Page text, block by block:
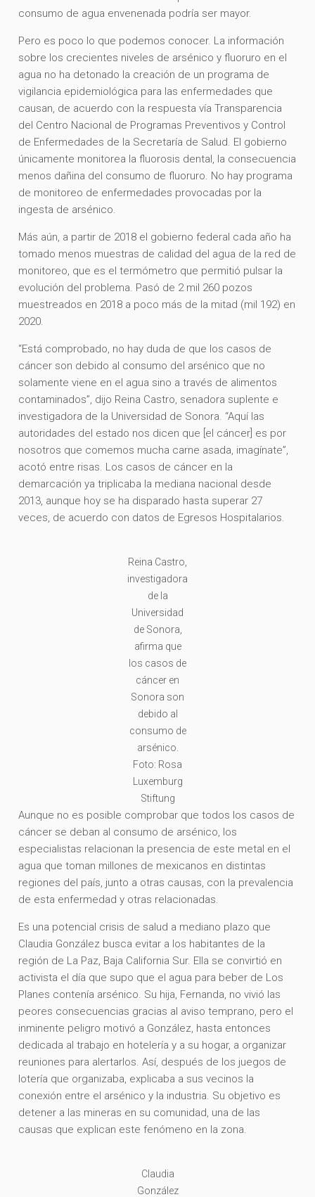
consumo de agua envenenada podría ser mayor.
Pero es poco lo que podemos conocer. La información
sobre los crecientes niveles de arsénico y fluoruro en el
agua no ha detonado la creación de un programa de
vigilancia epidemiológica para las enfermedades que
causan, de acuerdo con la respuesta vía Transparencia
del Centro Nacional de Programas Preventivos y Control
de Enfermedades de la Secretaría de Salud. El gobierno
únicamente monitorea la fluorosis dental, la consecuencia
menos dañina del consumo de fluoruro. No hay programa
de monitoreo de enfermedades provocadas por la
ingesta de arsénico.
Más aún, a partir de 2018 el gobierno federal cada año ha
tomado menos muestras de calidad del agua de la red de
monitoreo, que es el termómetro que permitió pulsar la
evolución del problema. Pasó de 2 mil 260 pozos
muestreados en 2018 a poco más de la mitad (mil 192) en
2020.
“Está comprobado, no hay duda de que los casos de
cáncer son debido al consumo del arsénico que no
solamente viene en el agua sino a través de alimentos
contaminados”, dijo Reina Castro, senadora suplente e
investigadora de la Universidad de Sonora. “Aquí las
autoridades del estado nos dicen que [el cáncer] es por
nosotros que comemos mucha carne asada, imagínate”,
acotó entre risas. Los casos de cáncer en la
demarcación ya triplicaba la mediana nacional desde
2013, aunque hoy se ha disparado hasta superar 27
veces, de acuerdo con datos de Egresos Hospitalarios.
Reina Castro,
investigadora
de la
Universidad
de Sonora,
afirma que
los casos de
cáncer en
Sonora son
debido al
consumo de
arsénico.
Foto: Rosa
Luxemburg
Stiftung
Aunque no es posible comprobar que todos los casos de
cáncer se deban al consumo de arsénico, los
especialistas relacionan la presencia de este metal en el
agua que toman millones de mexicanos en distintas
regiones del país, junto a otras causas, con la prevalencia
de esta enfermedad y otras relacionadas.
Es una potencial crisis de salud a mediano plazo que
Claudia González busca evitar a los habitantes de la
región de La Paz, Baja California Sur. Ella se convirtió en
activista el día que supo que el agua para beber de Los
Planes contenía arsénico. Su hija, Fernanda, no vivió las
peores consecuencias gracias al aviso temprano, pero el
inminente peligro motivó a González, hasta entonces
dedicada al trabajo en hotelería y a su hogar, a organizar
reuniones para alertarlos. Así, después de los juegos de
lotería que organizaba, explicaba a sus vecinos la
conexión entre el arsénico y la industria. Su objetivo es
detener a las mineras en su comunidad, una de las
causas que explican este fenómeno en la zona.
Claudia
González